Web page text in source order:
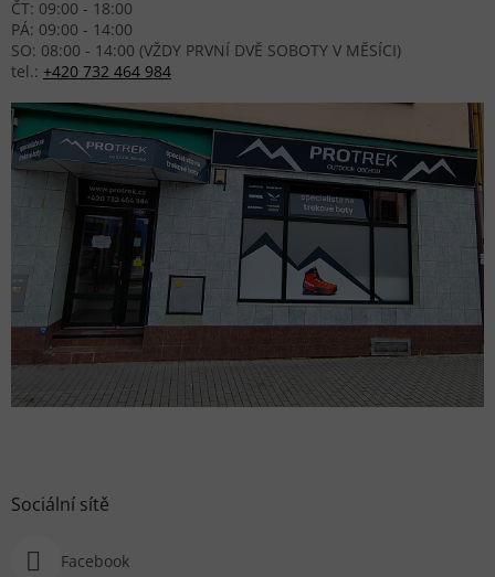
ČT: 09:00 - 18:00
PÁ: 09:00 - 14:00
SO: 08:00 - 14:00 (VŽDY PRVNÍ DVĚ SOBOTY V MĚSÍCI)
tel.: +420 732 464 984
Sociální sítě
Facebook